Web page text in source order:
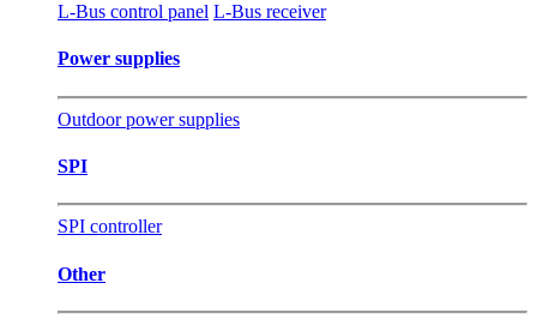
L-Bus control panel L-Bus receiver
Power supplies
Outdoor power supplies
SPI
SPI controller
Other